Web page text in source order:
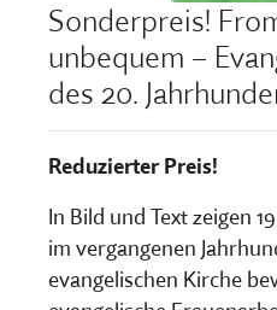
Sonderpreis!
unbequem –
des 20.
Reduzierter Preis!
In Bild und Text zeigen
im vergangenen
evangelischen Kirche